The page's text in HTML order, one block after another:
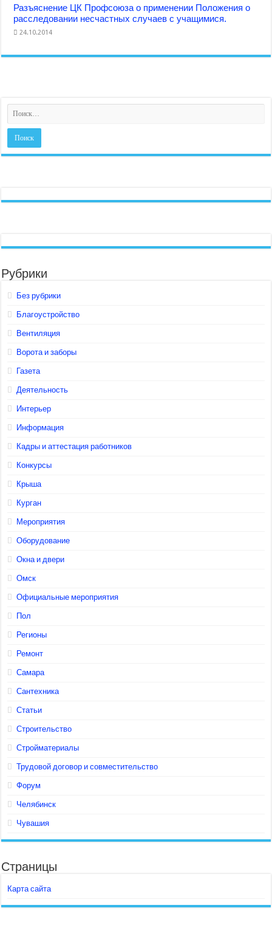
Разъяснение ЦК Профсоюза о применении Положения о
расследовании несчастных случаев с учащимися.
24.10.2014
Рубрики
Без рубрики
Благоустройство
Вентиляция
Ворота и заборы
Газета
Деятельность
Интерьер
Информация
Кадры и аттестация работников
Конкурсы
Крыша
Курган
Мероприятия
Оборудование
Окна и двери
Омск
Официальные мероприятия
Пол
Регионы
Ремонт
Самара
Сантехника
Статьи
Строительство
Стройматериалы
Трудовой договор и совместительство
Форум
Челябинск
Чувашия
Страницы
Карта сайта